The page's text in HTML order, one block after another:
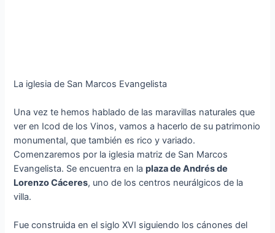
La iglesia de San Marcos Evangelista
Una vez te hemos hablado de las maravillas naturales que
ver en Icod de los Vinos, vamos a hacerlo de su patrimonio
monumental, que también es rico y variado.
Comenzaremos por la iglesia matriz de San Marcos
Evangelista. Se encuentra en laplaza de Andrés de
Lorenzo Cáceres, uno de los centros neurálgicos de la
villa.
Fue construida en el siglo XVI siguiendo los cánones del